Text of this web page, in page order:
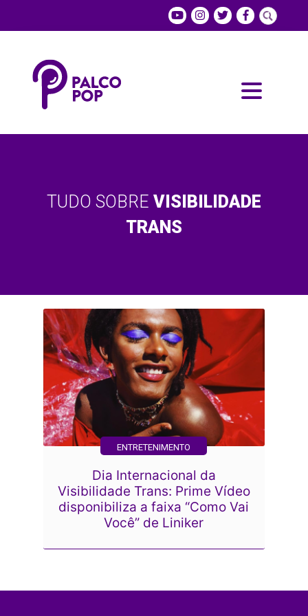
TUDO SOBRE VISIBILIDADE
TRANS
ENTRETENIMENTO
Dia Internacional da
Visibilidade Trans: Prime Vídeo
disponibiliza a faixa “Como Vai
Você” de Liniker